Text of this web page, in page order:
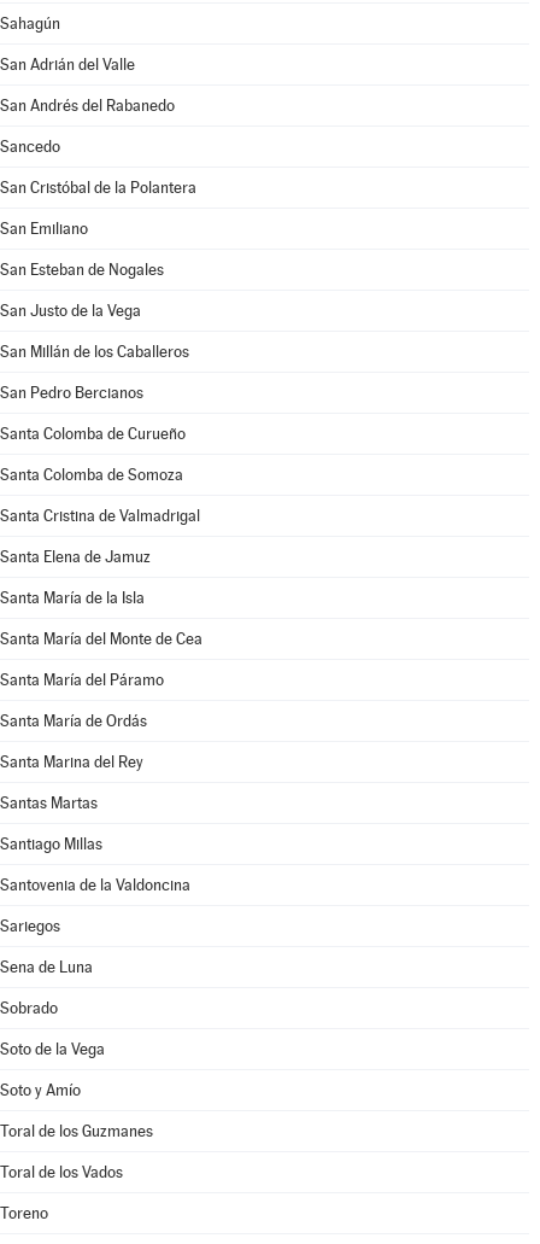
Sahagún
San Adrián del Valle
San Andrés del Rabanedo
Sancedo
San Cristóbal de la Polantera
San Emiliano
San Esteban de Nogales
San Justo de la Vega
San Millán de los Caballeros
San Pedro Bercianos
Santa Colomba de Curueño
Santa Colomba de Somoza
Santa Cristina de Valmadrigal
Santa Elena de Jamuz
Santa María de la Isla
Santa María del Monte de Cea
Santa María del Páramo
Santa María de Ordás
Santa Marina del Rey
Santas Martas
Santiago Millas
Santovenia de la Valdoncina
Sariegos
Sena de Luna
Sobrado
Soto de la Vega
Soto y Amío
Toral de los Guzmanes
Toral de los Vados
Toreno